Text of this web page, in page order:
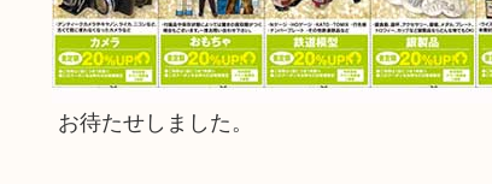
お待たせしました。